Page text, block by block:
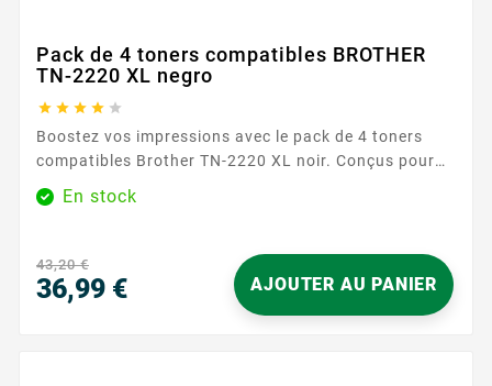
Pack de 4 toners compatibles BROTHER
TN-2220 XL negro
    
Boostez vos impressions avec le pack de 4 toners
compatibles Brother TN-2220 XL noir. Conçus pour
des impressions nettes et précises, ces toners sont
idéaux pour les documents professionnels et les
de 2600 pages par toner, ce pack assure des
performances fiables et durables. Caractéristiques
En stock
43,20 €
36,99 € AJOUTER AU PANIER